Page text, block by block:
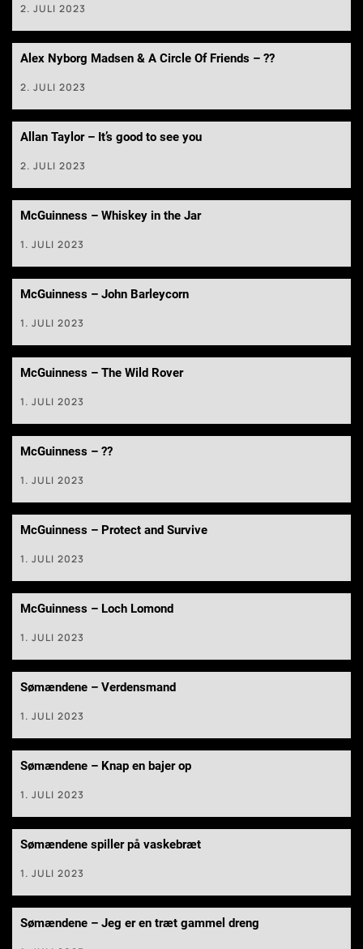
2. JULI 2023
Alex Nyborg Madsen & A Circle Of Friends – ??
2. JULI 2023
Allan Taylor – It’s good to see you
2. JULI 2023
McGuinness – Whiskey in the Jar
1. JULI 2023
McGuinness – John Barleycorn
1. JULI 2023
McGuinness – The Wild Rover
1. JULI 2023
McGuinness – ??
1. JULI 2023
McGuinness – Protect and Survive
1. JULI 2023
McGuinness – Loch Lomond
1. JULI 2023
Sømændene – Verdensmand
1. JULI 2023
Sømændene – Knap en bajer op
1. JULI 2023
Sømændene spiller på vaskebræt
1. JULI 2023
Sømændene – Jeg er en træt gammel dreng